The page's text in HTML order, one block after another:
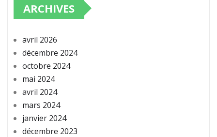
ARCHIVES
avril 2026
décembre 2024
octobre 2024
mai 2024
avril 2024
mars 2024
janvier 2024
décembre 2023